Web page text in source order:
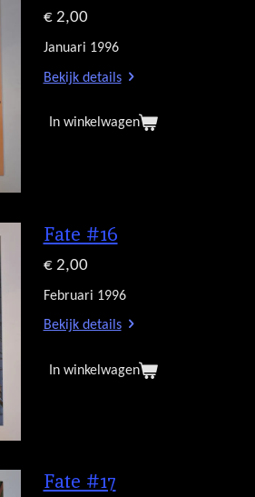
€ 2,00
Januari 1996
Bekijk details
In winkelwagen
Fate #16
€ 2,00
Februari 1996
Bekijk details
In winkelwagen
Fate #17